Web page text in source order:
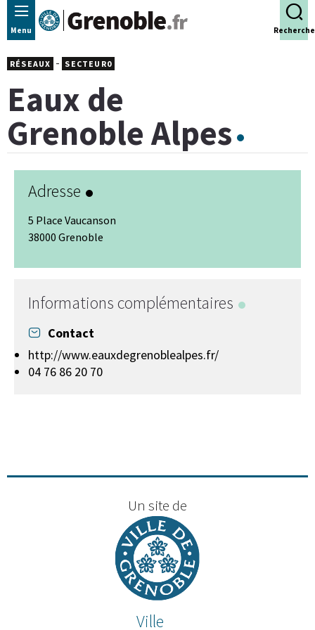
Panneau de gestion des cookies
Menu Recherche
Eaux de
Grenoble Alpes
RÉSEAUX - SECTEUR0
Adresse
5 Place Vaucanson
38000 Grenoble
−
Informations complémentaires
Contact
http://www.eauxdegrenoblealpes.fr/
04 76 86 20 70
Un site de
Ville